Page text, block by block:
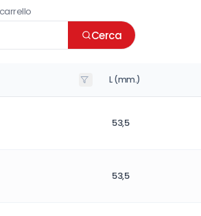
Cerca
L (mm.)
53,5
53,5